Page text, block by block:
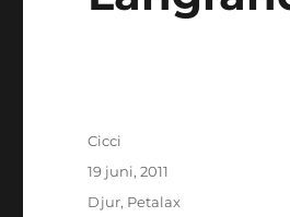
Författare
Cicci
Publicerat
den
19 juni, 2011
Kategorier
Djur, Petalax